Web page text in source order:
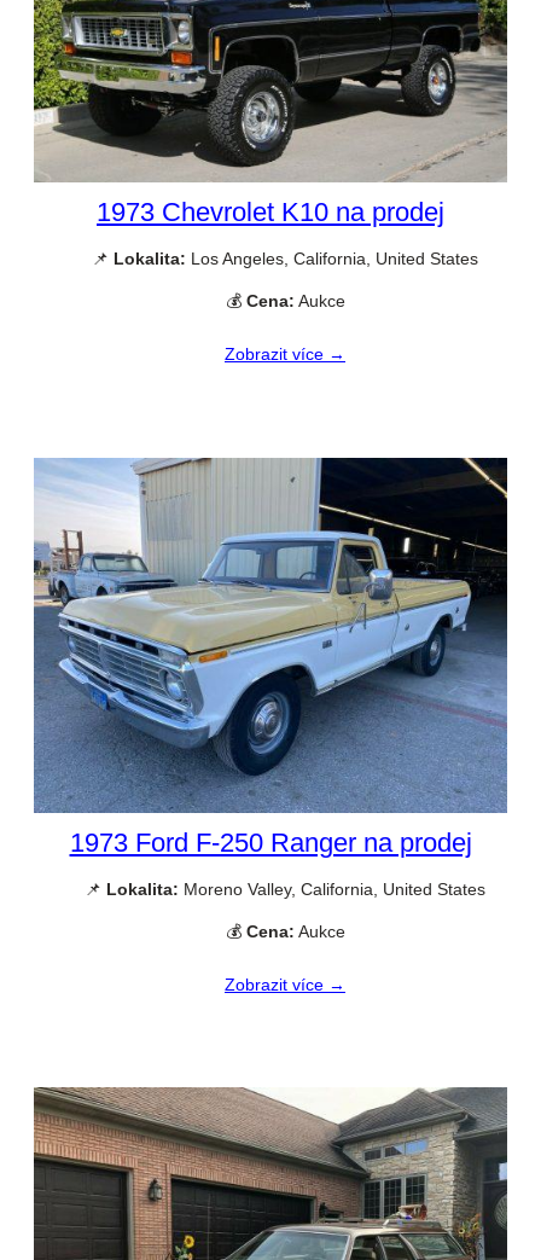
1973 Chevrolet K10 na prodej
📌 Lokalita: Los Angeles, California, United States
💰 Cena: Aukce
Zobrazit více →
1973 Ford F-250 Ranger na prodej
📌 Lokalita: Moreno Valley, California, United States
💰 Cena: Aukce
Zobrazit více →